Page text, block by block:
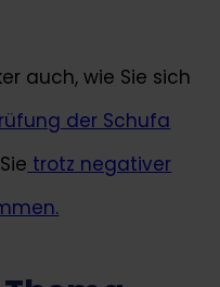
auch, wie Sie sich
der Schufa
trotz negativer